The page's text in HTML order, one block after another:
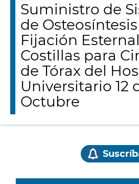
Suministro de
de
Fijación
Costillas para
de Tórax del
Universitario 12
Octubre